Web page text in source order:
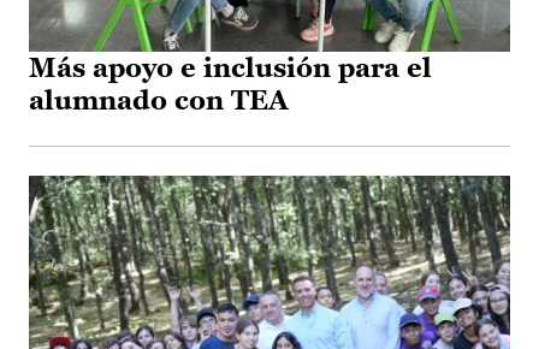
Más apoyo e inclusión para el
alumnado con TEA